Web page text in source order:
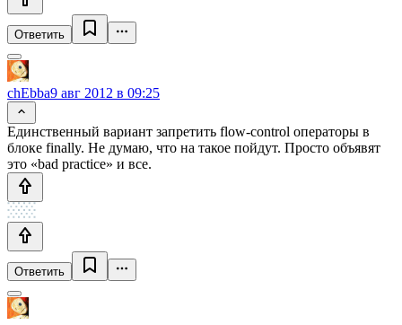
Ответить
chEbba9 авг 2012 в 09:25
Единственный вариант запретить flow-control операторы в
блоке finally. Не думаю, что на такое пойдут. Просто объявят
это «bad practice» и все.
Ответить